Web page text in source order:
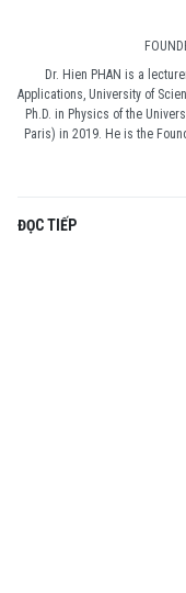
Dr. Hien PHAN is a
Applications, University of
Ph.D. in Physics of the
Paris) in 2019. He is the
ĐỌC TIẾP